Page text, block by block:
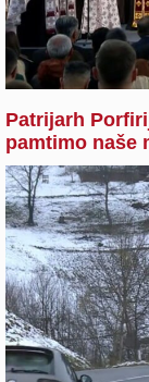
Patrijarh
pamtimo naše